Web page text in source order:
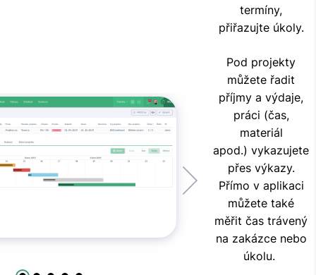
termíny,
přiřazujte úkoly.
Pod projekty
můžete řadit
příjmy a výdaje,
práci (čas,
materiál
apod.) vykazujete
přes výkazy.
Přímo v aplikaci
můžete také
měřit čas trávený
na zakázce nebo
úkolu.